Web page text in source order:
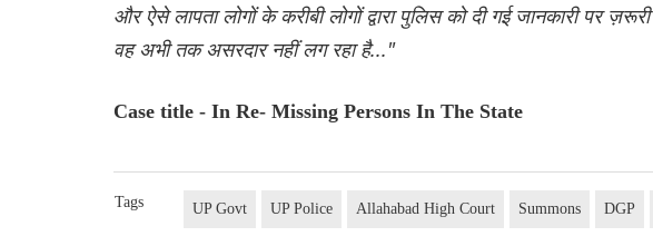
और ऐसे लापता लोगों के करीबी लोगों द्वारा पुलिस को दी गई जानकारी पर
वह अभी तक असरदार नहीं लग रहा है..."
Case title - In Re- Missing Persons In The State
Tags UP Govt UP Police Allahabad High Court Summons DGP